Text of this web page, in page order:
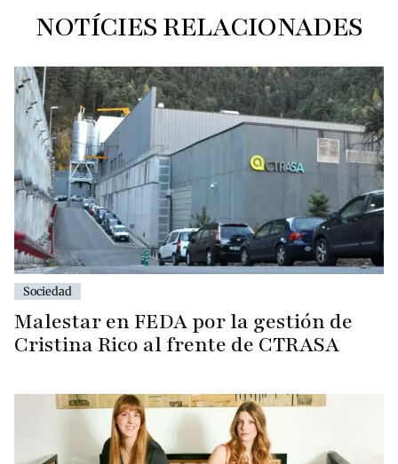
NOTÍCIES RELACIONADES
Sociedad
Malestar en FEDA por la gestión de
Cristina Rico al frente de CTRASA